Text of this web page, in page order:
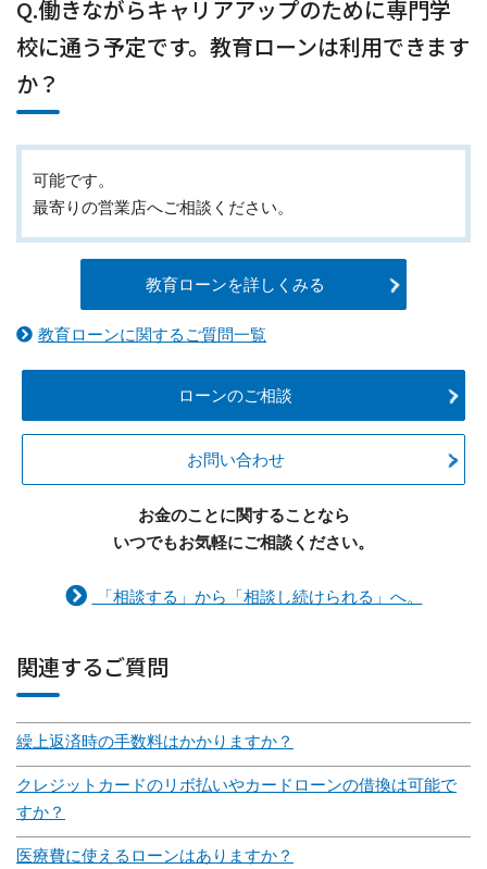
Q.働きながらキャリアアップのために専門学
校に通う予定です。教育ローンは利用できます
か？
可能です。
最寄りの営業店へご相談ください。
教育ローンを詳しくみる
教育ローンに関するご質問一覧
ローンのご相談
お問い合わせ
お金のことに関することなら
いつでもお気軽にご相談ください。
「相談する」から「相談し続けられる」へ。
関連するご質問
繰上返済時の手数料はかかりますか？
クレジットカードのリボ払いやカードローンの借換は可能で
すか？
医療費に使えるローンはありますか？